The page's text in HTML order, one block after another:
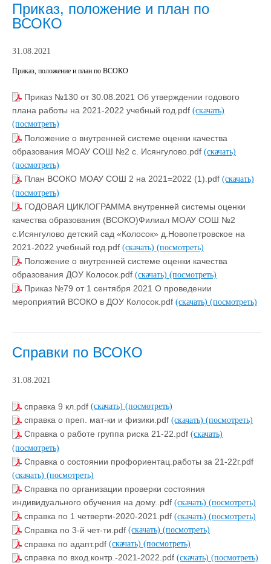
Приказ, положение и план по
ВСОКО
31.08.2021
Приказ, положение и план по ВСОКО
Приказ №130 от 30.08.2021 Об утверждении годового
плана работы на 2021-2022 учебный год.pdf (скачать)
(посмотреть)
Положение о внутренней системе оценки качества
образования МОАУ СОШ №2 с. Исянгулово.pdf (скачать)
(посмотреть)
План ВСОКО МОАУ СОШ 2 на 2021=2022 (1).pdf (скачать)
(посмотреть)
ГОДОВАЯ ЦИКЛОГРАММА внутренней системы оценки
качества образования (ВСОКО)Филиал МОАУ СОШ №2
с.Исянгулово детский сад «Колосок» д.Новопетровское на
2021-2022 учебный год.pdf (скачать) (посмотреть)
Положение о внутренней системе оценки качества
образования ДОУ Колосок.pdf (скачать) (посмотреть)
Приказ №79 от 1 сентября 2021 О проведении
мероприятий ВСОКО в ДОУ Колосок.pdf (скачать) (посмотреть)
Справки по ВСОКО
31.08.2021
справка 9 кл.pdf (скачать) (посмотреть)
справка о преп. мат-ки и физики.pdf (скачать) (посмотреть)
Справка о работе группа риска 21-22.pdf (скачать)
(посмотреть)
Справка о состоянии профориентац.работы за 21-22г.pdf
(скачать) (посмотреть)
Справка по организации проверки состояния
индивидуального обучения на дому..pdf (скачать) (посмотреть)
справка по 1 четверти-2020-2021.pdf (скачать) (посмотреть)
Справка по 3-й чет-ти.pdf (скачать) (посмотреть)
справка по адапт.pdf (скачать) (посмотреть)
справка по вход.контр.-2021-2022.pdf (скачать) (посмотреть)